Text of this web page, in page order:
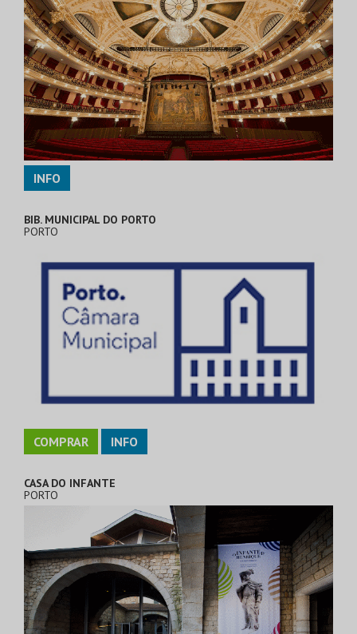
INFO
BIB. MUNICIPAL DO PORTO
PORTO
COMPRAR INFO
CASA DO INFANTE
PORTO